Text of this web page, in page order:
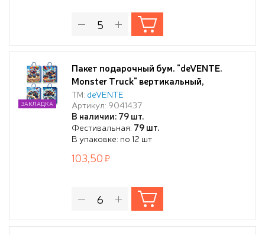
Пакет подарочный бум. "deVENTE.
Monster Truck" вертикальный,
26x32x10 см, тиснение фольгой 3-d,
бумага 210 г/м², ассорти 4 дизайна
ТМ: deVENTE
Артикул: 9041437
В наличии: 79 шт.
Фестивальная: 79 шт.
В упаковке: по 12 шт
ЗАКЛАДКА
103,50